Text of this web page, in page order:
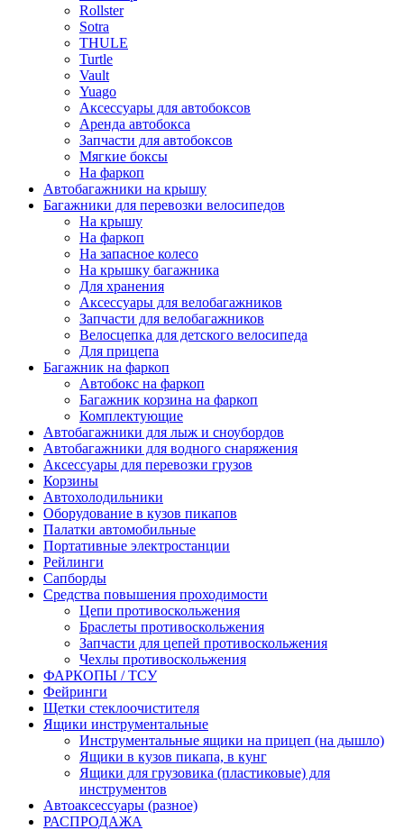
Rollster
Sotra
THULE
Turtle
Vault
Yuago
Аксессуары для автобоксов
Аренда автобокса
Запчасти для автобоксов
Мягкие боксы
На фаркоп
Автобагажники на крышу
Багажники для перевозки велосипедов
На крышу
На фаркоп
На запасное колесо
На крышку багажника
Для хранения
Аксессуары для велобагажников
Запчасти для велобагажников
Велосцепка для детского велосипеда
Для прицепа
Багажник на фаркоп
Автобокс на фаркоп
Багажник корзина на фаркоп
Комплектующие
Автобагажники для лыж и сноубордов
Автобагажники для водного снаряжения
Аксессуары для перевозки грузов
Корзины
Автохолодильники
Оборудование в кузов пикапов
Палатки автомобильные
Портативные электростанции
Рейлинги
Сапборды
Средства повышения проходимости
Цепи противоскольжения
Браслеты противоскольжения
Запчасти для цепей противоскольжения
Чехлы противоскольжения
ФАРКОПЫ / ТСУ
Фейринги
Щетки стеклоочистителя
Ящики инструментальные
Инструментальные ящики на прицеп (на дышло)
Ящики в кузов пикапа, в кунг
Ящики для грузовика (пластиковые) для
инструментов
Автоаксессуары (разное)
РАСПРОДАЖА